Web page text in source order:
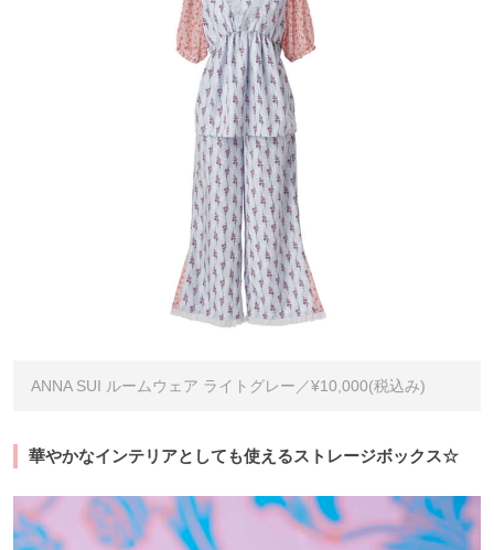
ANNA SUI ルームウェア ライトグレー／¥10,000(税込み)
華やかなインテリアとしても使えるストレージボックス☆